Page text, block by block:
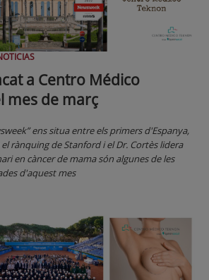
a Centro Médico
mes de març
ens situa entre els primers d'Espanya,
el rànquing de Stanford i el Dr. Cortès lidera
en càncer de mama són algunes de les
d'aquest mes